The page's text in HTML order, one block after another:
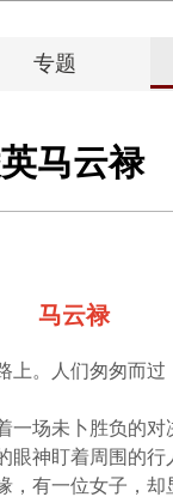
专题
马云禄
马云禄
上。人们匆匆而
场未卜胜负的
神盯着周围的行
有一位女子，却